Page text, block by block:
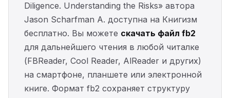
Diligence. Understanding the Risks» автора
Jason Scharfman A. доступна на Книгизм
бесплатно. Вы можете скачать файл fb2
для дальнейшего чтения в любой читалке
(FBReader, Cool Reader, AlReader и других)
на смартфоне, планшете или электронной
книге. Формат fb2 сохраняет структуру